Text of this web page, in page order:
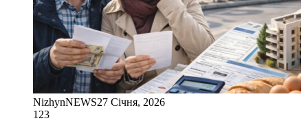
NizhynNEWS27 Січня, 2026
123